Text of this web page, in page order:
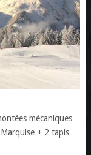
mécaniques
+ 2 tapis